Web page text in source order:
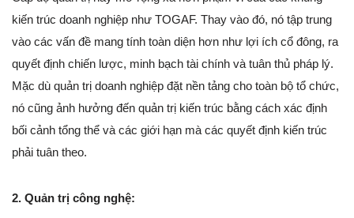
kiến trúc doanh nghiệp như TOGAF. Thay vào đó, nó tập trung
vào các vấn đề mang tính toàn diện hơn như lợi ích cổ đông, ra
quyết định chiến lược, minh bạch tài chính và tuân thủ pháp lý.
Mặc dù quản trị doanh nghiệp đặt nền tảng cho toàn bộ tổ chức,
nó cũng ảnh hưởng đến quản trị kiến trúc bằng cách xác định
bối cảnh tổng thể và các giới hạn mà các quyết định kiến trúc
phải tuân theo.
2. Quản trị công nghệ: